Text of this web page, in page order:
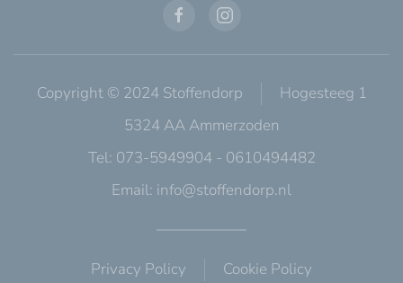
Copyright © 2024 Stoffendorp
Hogesteeg 1
5324 AA Ammerzoden
Tel: 073-5949904 - 0610494482
Email: info@stoffendorp.nl
Privacy Policy Cookie Policy